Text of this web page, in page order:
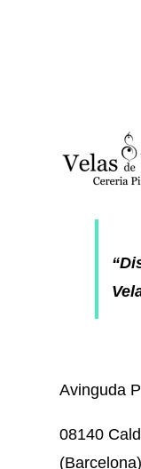
Avinguda
08140
(Barcelona)